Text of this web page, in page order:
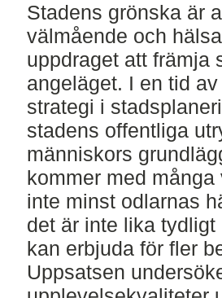
Stadens grönska är
välmående och
uppdraget att främja
angeläget. I en tid
strategi i
stadens offentliga
människors
kommer med
inte minst odlarnas
det är inte lika
kan erbjuda för fler
Uppsatsen